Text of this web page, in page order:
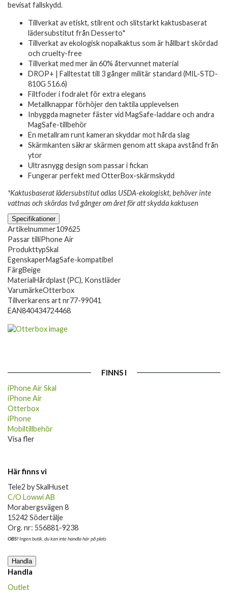
bevisat fallskydd.
Tillverkat av etiskt, stilrent och slitstarkt kaktusbaserat
lädersubstitut från Desserto*
Tillverkat av ekologisk nopalkaktus som är hållbart skördad
och cruelty-free
Tillverkat med mer än 60% återvunnet material
DROP+ | Falltestat till 3 gånger militär standard (MIL-STD-
810G 516.6)
Filtfoder i fodralet för extra elegans
Metallknappar förhöjer den taktila upplevelsen
Inbyggda magneter fäster vid MagSafe-laddare och andra
MagSafe-tillbehör
En metallram runt kameran skyddar mot hårda slag
Skärmkanten säkrar skärmen genom att skapa avstånd från
ytor
Ultrasnygg design som passar i fickan
Fungerar perfekt med OtterBox-skärmskydd
*Kaktusbaserat lädersubstitut odlas USDA-ekologiskt, behöver inte
vattnas och skördas två gånger om året för att skydda kaktusen
Specifikationer
Artikelnummer109625
Passar tilliPhone Air
ProdukttypSkal
EgenskaperMagSafe-kompatibel
FärgBeige
MaterialHårdplast (PC), Konstläder
VarumärkeOtterbox
Tillverkarens art nr77-99041
EAN840434724468
FINNS I
iPhone Air Skal
iPhone Air
Otterbox
iPhone
Mobiltillbehör
Visa fler
Här finns vi
Tele2 by SkalHuset
C/O Lowwi AB
Morabergsvägen 8
15242 Södertälje
Org. nr: 556881-9238
OBS!Ingen butik, du kan inte handla här på plats
Handla
Handla
Outlet